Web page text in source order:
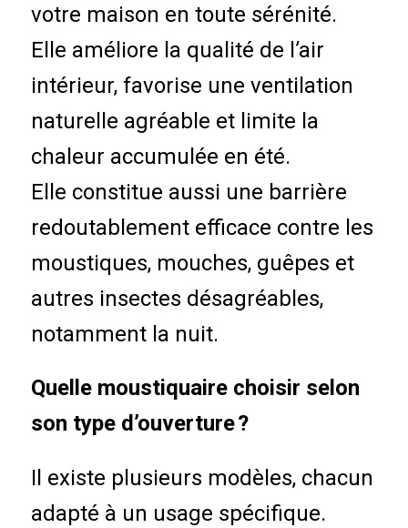
votre maison en toute sérénité.
Elle améliore la qualité de l’air
intérieur, favorise une ventilation
naturelle agréable et limite la
chaleur accumulée en été.
Elle constitue aussi une barrière
redoutablement efficace contre les
moustiques, mouches, guêpes et
autres insectes désagréables,
notamment la nuit.
Quelle moustiquaire choisir selon
son type d’ouverture ?
Il existe plusieurs modèles, chacun
adapté à un usage spécifique.